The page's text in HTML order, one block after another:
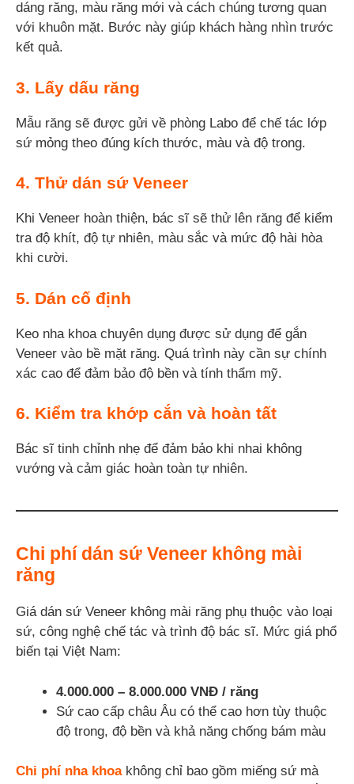
dáng răng, màu răng mới và cách chúng tương quan
với khuôn mặt. Bước này giúp khách hàng nhìn trước
kết quả.
3. Lấy dấu răng
Mẫu răng sẽ được gửi về phòng Labo để chế tác lớp
sứ mỏng theo đúng kích thước, màu và độ trong.
4. Thử dán sứ Veneer
Khi Veneer hoàn thiện, bác sĩ sẽ thử lên răng để kiểm
tra độ khít, độ tự nhiên, màu sắc và mức độ hài hòa
khi cười.
5. Dán cố định
Keo nha khoa chuyên dụng được sử dụng để gắn
Veneer vào bề mặt răng. Quá trình này cần sự chính
xác cao để đảm bảo độ bền và tính thẩm mỹ.
6. Kiểm tra khớp cắn và hoàn tất
Bác sĩ tinh chỉnh nhẹ để đảm bảo khi nhai không
vướng và cảm giác hoàn toàn tự nhiên.
Chi phí dán sứ Veneer không mài
răng
Giá dán sứ Veneer không mài răng phụ thuộc vào loại
sứ, công nghệ chế tác và trình độ bác sĩ. Mức giá phổ
biến tại Việt Nam:
4.000.000 – 8.000.000 VNĐ / răng
Sứ cao cấp châu Âu có thể cao hơn tùy thuộc
độ trong, độ bền và khả năng chống bám màu
Chi phí nha khoakhông chỉ bao gồm miếng sứ mà